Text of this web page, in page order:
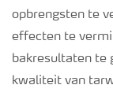
Podcasts
Webinars
opbrengsten te
effecten te
bakresultaten te
kwaliteit van